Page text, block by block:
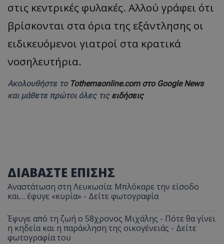
στις κεντρικές φυλακές. Αλλού γράφει ότι
βρίσκονται στα όρια της εξάντλησης οι
ειδικευόμενοι γιατροί στα κρατικά
νοσηλευτήρια.
Ακολουθήστε το Tothemaonline.com στο Google News
και μάθετε πρώτοι όλες τις ειδήσεις
ΔΙΑΒΑΣΤΕ ΕΠΙΣΗΣ
Αναστάτωση στη Λευκωσία: Μπλόκαρε την είσοδο
και… έφυγε «κυρία» - Δείτε φωτογραφία
Έφυγε από τη ζωή ο 58χρονος Μιχάλης - Πότε θα γίνει
η κηδεία και η παράκληση της οικογένειάς - Δείτε
φωτογραφία του